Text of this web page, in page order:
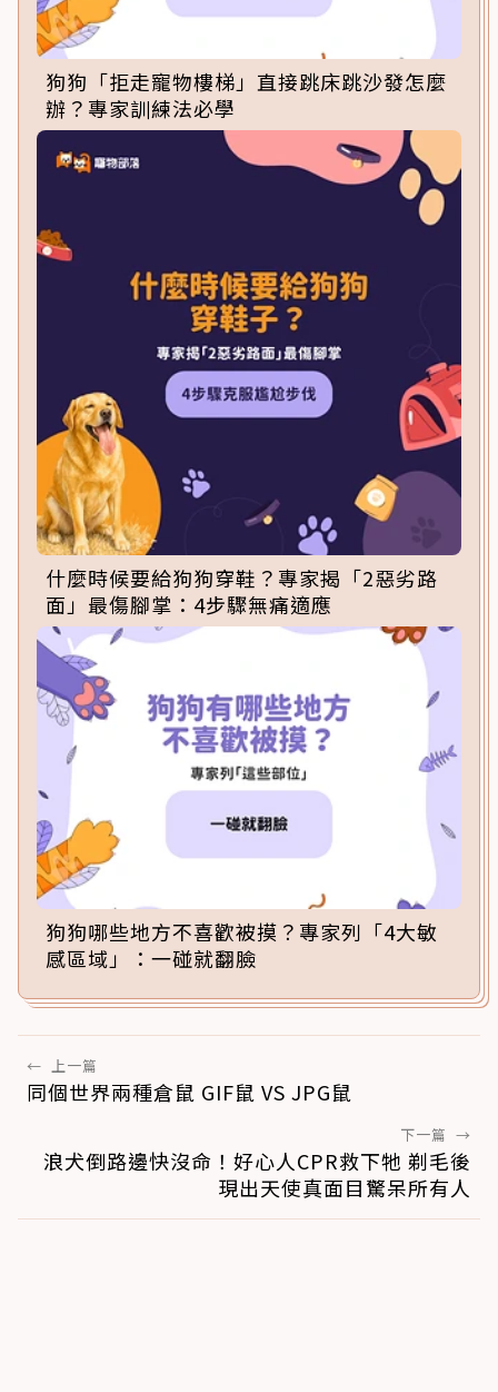
狗狗「拒走寵物樓梯」直接跳床跳沙發怎麼
辦？專家訓練法必學
什麼時候要給狗狗穿鞋？專家揭「2惡劣路
面」最傷腳掌：4步驟無痛適應
狗狗哪些地方不喜歡被摸？專家列「4大敏
感區域」：一碰就翻臉
← 上一篇
同個世界兩種倉鼠 GIF鼠 VS JPG鼠
下一篇 →
浪犬倒路邊快沒命！好心人CPR救下牠 剃毛後
現出天使真面目驚呆所有人